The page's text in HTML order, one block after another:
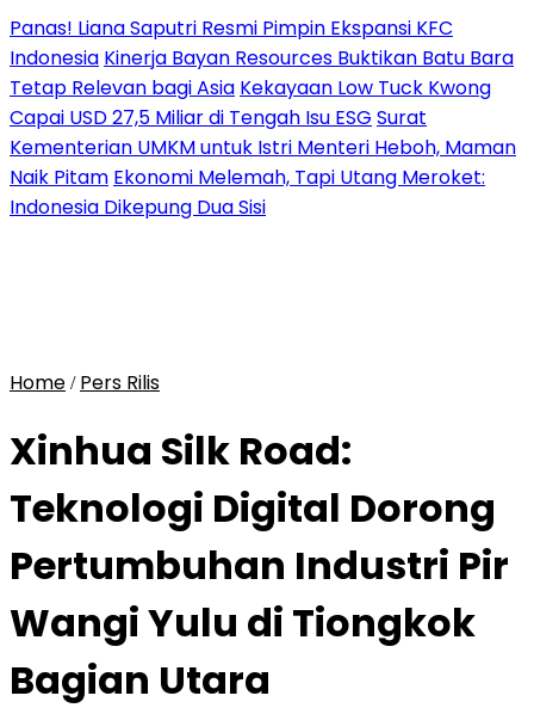
Panas! Liana Saputri Resmi Pimpin Ekspansi KFC
Indonesia Kinerja Bayan Resources Buktikan Batu Bara
Tetap Relevan bagi Asia Kekayaan Low Tuck Kwong
Capai USD 27,5 Miliar di Tengah Isu ESG Surat
Kementerian UMKM untuk Istri Menteri Heboh, Maman
Naik Pitam Ekonomi Melemah, Tapi Utang Meroket:
Indonesia Dikepung Dua Sisi
Home / Pers Rilis
Xinhua Silk Road:
Teknologi Digital Dorong
Pertumbuhan Industri Pir
Wangi Yulu di Tiongkok
Bagian Utara